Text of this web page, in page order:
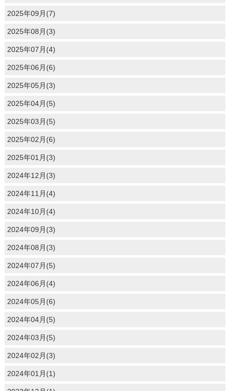
2025年09月(7)
2025年08月(3)
2025年07月(4)
2025年06月(6)
2025年05月(3)
2025年04月(5)
2025年03月(5)
2025年02月(6)
2025年01月(3)
2024年12月(3)
2024年11月(4)
2024年10月(4)
2024年09月(3)
2024年08月(3)
2024年07月(5)
2024年06月(4)
2024年05月(6)
2024年04月(5)
2024年03月(5)
2024年02月(3)
2024年01月(1)